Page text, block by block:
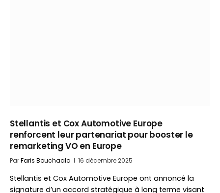
Stellantis et Cox Automotive Europe
renforcent leur partenariat pour booster le
remarketing VO en Europe
ParFaris Bouchaala 16 décembre 2025
Stellantis et Cox Automotive Europe ont annoncé la
signature d’un accord stratégique à long terme visant